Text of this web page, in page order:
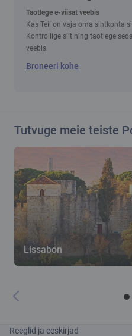
Taotlege e-viisat veebis
Kas Teil on vaja oma sihtkohta
Kontrollige siit ning taotlege
veebis.
Broneeri kohe
Tutvuge meie teiste
Lissabon
Reeglid ja eeskirjad